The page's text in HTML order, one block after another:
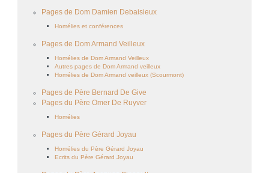
Pages de Dom Damien Debaisieux
Homélies et conférences
Pages de Dom Armand Veilleux
Homélies de Dom Armand Veilleux
Autres pages de Dom Armand veilleux
Homélies de Dom Armand veilleux (Scourmont)
Pages de Père Bernard De Give
Pages du Père Omer De Ruyver
Homélies
Pages du Père Gérard Joyau
Homélies du Père Gérard Joyau
Ecrits du Père Gérard Joyau